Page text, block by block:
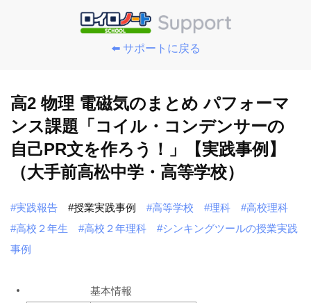
⬅️ サポートに戻る
高2 物理 電磁気のまとめ パフォーマ
ンス課題「コイル・コンデンサーの
自己PR文を作ろう！」【実践事例】
（大手前高松中学・高等学校）
#実践報告 #授業実践事例 #高等学校 #理科
#高校理科
#高校２年生
#高校２年理科
#シンキングツールの授業実践
事例
基本情報